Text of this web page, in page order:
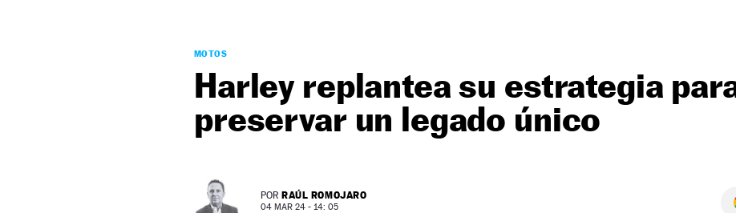
MOTOS
Harley replantea su estrategia
preservar un legado único
POR RAÚL ROMOJARO
04 MAR 24 - 14: 05